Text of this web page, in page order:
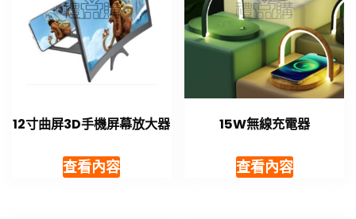
12寸曲屏3D手機屏幕放大器
查看內容
15W無線充電器
查看內容